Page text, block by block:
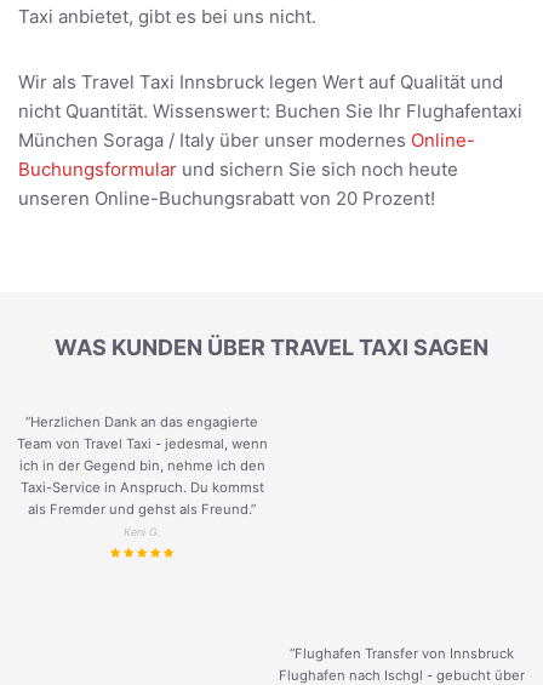
Taxi anbietet, gibt es bei uns nicht.
Wir als Travel Taxi Innsbruck legen Wert auf Qualität und
nicht Quantität. Wissenswert: Buchen Sie Ihr Flughafentaxi
München Soraga / Italy über unser modernes Online-
Buchungsformular und sichern Sie sich noch heute
unseren Online-Buchungsrabatt von 20 Prozent!
WAS KUNDEN ÜBER TRAVEL TAXI SAGEN
“Herzlichen Dank an das engagierte
Team von Travel Taxi - jedesmal, wenn
ich in der Gegend bin, nehme ich den
Taxi-Service in Anspruch. Du kommst
als Fremder und gehst als Freund.”
Keni G.
“Flughafen Transfer von Innsbruck
Flughafen nach Ischgl - gebucht über